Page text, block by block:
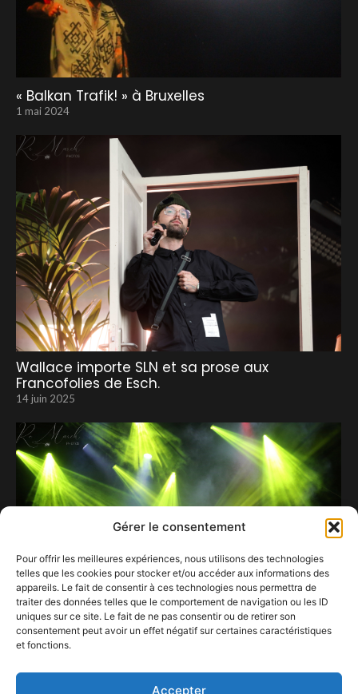
Gérer le consentement
Pour offrir les meilleures expériences, nous utilisons des technologies
telles que les cookies pour stocker et/ou accéder aux informations des
appareils. Le fait de consentir à ces technologies nous permettra de
traiter des données telles que le comportement de navigation ou les ID
uniques sur ce site. Le fait de ne pas consentir ou de retirer son
consentement peut avoir un effet négatif sur certaines caractéristiques
et fonctions.
Accepter
« Balkan Trafik! » à Bruxelles
1 mai 2024
Wallace importe SLN et sa prose aux
Francofolies de Esch.
14 juin 2025
3 mai 2023